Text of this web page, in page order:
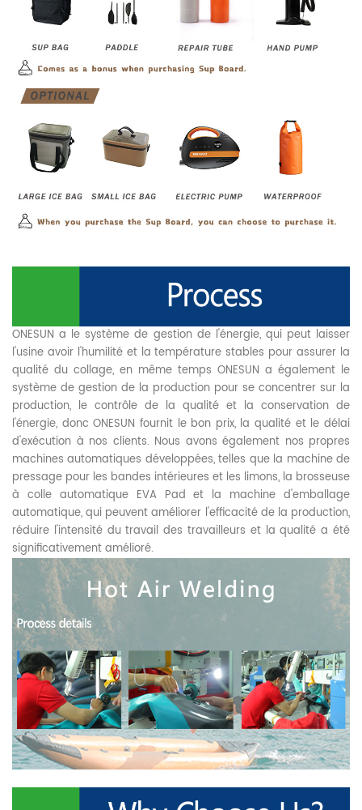
ONESUN a le système de gestion de l'énergie, qui peut laisser
l'usine avoir l'humilité et la température stables pour assurer la
qualité du collage, en même temps ONESUN a également le
système de gestion de la production pour se concentrer sur la
production, le contrôle de la qualité et la conservation de
l'énergie, donc ONESUN fournit le bon prix, la qualité et le délai
d'exécution à nos clients. Nous avons également nos propres
machines automatiques développées, telles que la machine de
pressage pour les bandes intérieures et les limons, la brosseuse
à colle automatique EVA Pad et la machine d'emballage
automatique, qui peuvent améliorer l'efficacité de la production,
réduire l'intensité du travail des travailleurs et la qualité a été
significativement amélioré.